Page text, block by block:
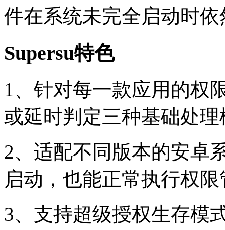
件在系统未完全启动时
Supersu特色
1、针对每一款应用的权
或延时判定三种基础处理
2、适配不同版本的安卓
启动，也能正常执行权
3、支持超级授权生存模